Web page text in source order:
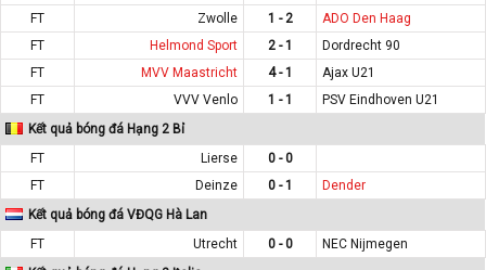
FT
Zwolle 1 - 2
ADO Den Haag
FT
Helmond Sport 2 - 1
Dordrecht 90
FT
MVV Maastricht 4 - 1
Ajax U21
FT
VVV Venlo 1 - 1
PSV Eindhoven U21
Kết quả bóng đá Hạng 2 Bỉ
FT
Lierse
0 - 0
FT
Deinze 0 - 1
Dender
Kết quả bóng đá VĐQG Hà Lan
FT
Utrecht 0 - 0
NEC Nijmegen